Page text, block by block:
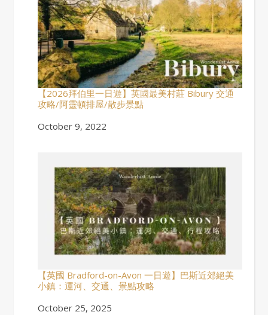
【2026拜伯里一日遊】英國最美村莊 Bibury 交通
攻略/阿靈頓排屋/散步景點
Date
October 9, 2022
【英國 Bradford-on-Avon 一日遊】巴斯近郊絕美
小鎮：運河、交通、景點攻略
Date
October 25, 2025